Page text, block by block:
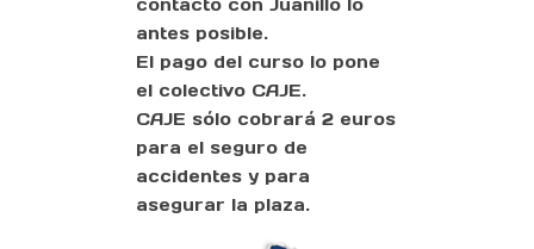
contacto con Juanillo lo
antes posible.
El pago del curso lo pone
el colectivo CAJE.
CAJE sólo cobrará 2 euros
para el seguro de
accidentes y para
asegurar la plaza.